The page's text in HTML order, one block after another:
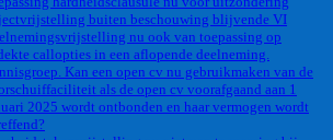
buiten beschouwing blijvende VI
nu ook van toepassing op
callopties in een aflopende deelneming.
Kan een open cv nu gebruikmaken van de
als de open cv voorafgaand aan 1
2025 wordt ontbonden en haar vermogen wordt